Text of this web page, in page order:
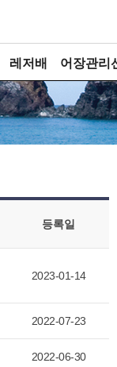
레저배 어장관리
등록일
2023-01-14
2022-07-23
2022-06-30